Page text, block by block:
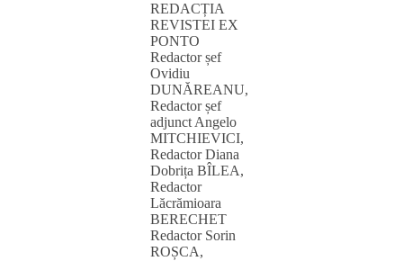
REDACȚIA
REVISTEI EX
PONTO
Redactor șef
Ovidiu
DUNĂREANU,
Redactor șef
adjunct Angelo
MITCHIEVICI,
Redactor Diana
Dobrița BÎLEA,
Redactor
Lăcrămioara
BERECHET
Redactor Sorin
ROȘCA,